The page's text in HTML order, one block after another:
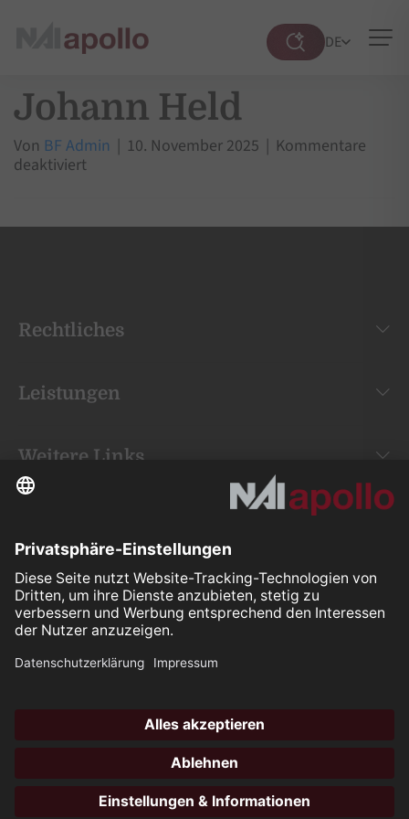
Suche
DE
Johann Held
Von BF Admin | 10. November 2025 | Kommentare
deaktiviertfür
Rechtliches
Leistungen
Weitere Links
Your space is
our mission.
Folgen Sie uns auf:
All rights reserved ©2026